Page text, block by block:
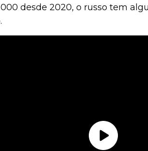
desde 2020, o russo tem